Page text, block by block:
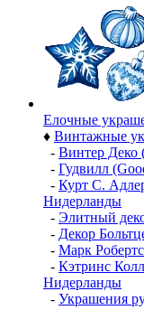
Елочные
♦ Винтажные
- Винтер Деко
- Гудвилл
- Курт С.
Нидерланды
- Элитный
- Декор
- Марк
- Кэтринс
Нидерланды
- Украшения